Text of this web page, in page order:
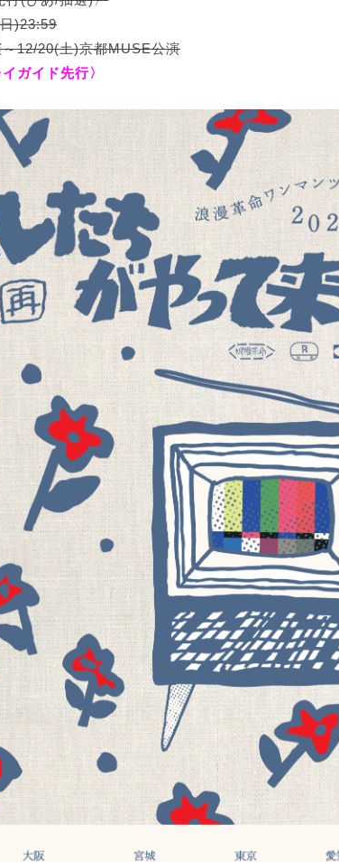
)23:59
12/20(土)京都MUSE公演
ガイド先行〉